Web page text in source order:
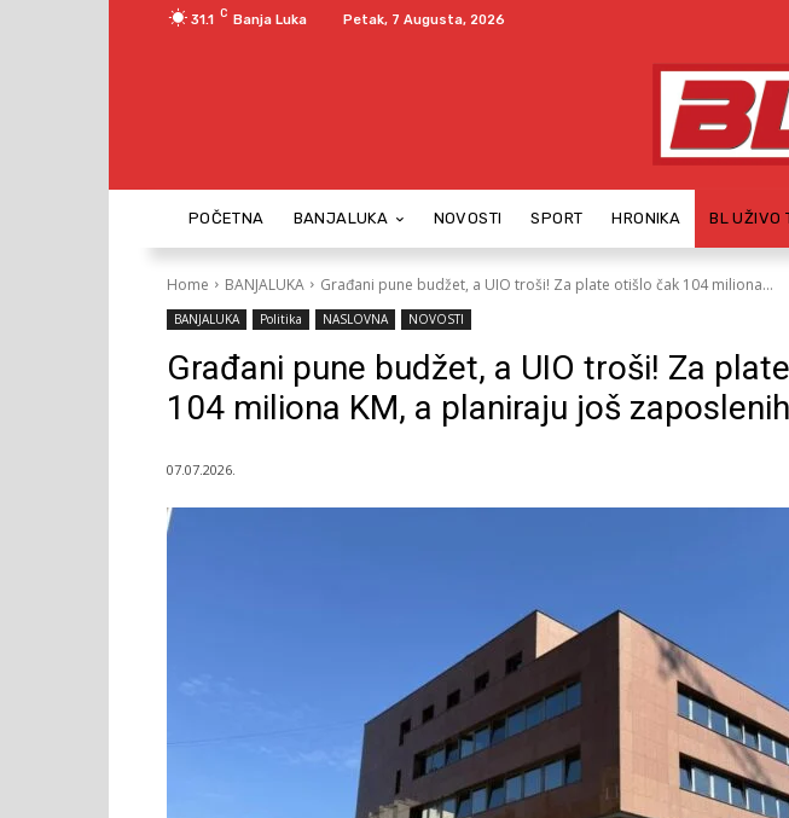
31.1 C Banja Luka Petak, 7 Augusta, 2026
POČETNA BANJALUKA NOVOSTI SPORT HRONIKA BL UŽIVO
Home BANJALUKA Građani pune budžet, a UIO troši! Za plate otišlo čak 104 miliona...
BANJALUKA Politika NASLOVNA NOVOSTI
Građani pune budžet, a UIO troši! Za
104 miliona KM, a planiraju još zaposlenih
07.07.2026.